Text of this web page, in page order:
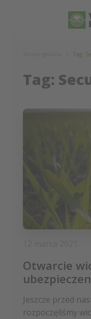
Tag:
Tag:
Otwarcie
Jeszcze przed
rozpoczęliśmy